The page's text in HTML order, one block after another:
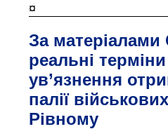
¤
За матеріалами
реальні терміни
ув’язнення
палії
Рівному